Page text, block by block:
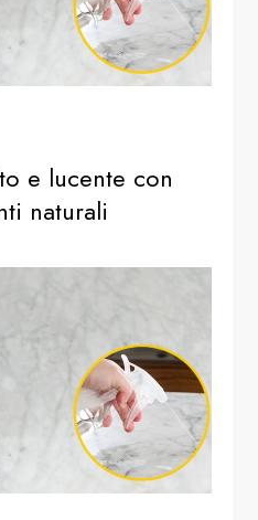
e lucente con
naturali